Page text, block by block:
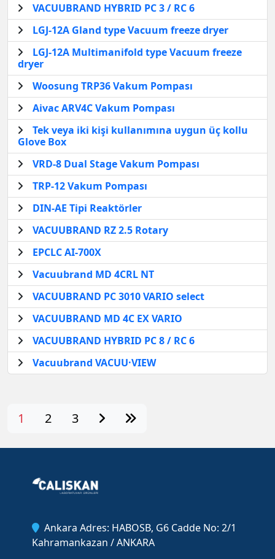
VACUUBRAND HYBRID PC 3 / RC 6
LGJ-12A Gland type Vacuum freeze dryer
LGJ-12A Multimanifold type Vacuum freeze
dryer
Woosung TRP36 Vakum Pompası
Aivac ARV4C Vakum Pompası
Tek veya iki kişi kullanımına uygun üç kollu
Glove Box
VRD-8 Dual Stage Vakum Pompası
TRP-12 Vakum Pompası
DIN-AE Tipi Reaktörler
VACUUBRAND RZ 2.5 Rotary
EPCLC AI-700X
Vacuubrand MD 4CRL NT
VACUUBRAND PC 3010 VARIO select
VACUUBRAND MD 4C EX VARIO
VACUUBRAND HYBRID PC 8 / RC 6
Vacuubrand VACUU·VIEW
1 2 3
Ankara Adres: HABOSB, G6 Cadde No: 2/1
Kahramankazan / ANKARA